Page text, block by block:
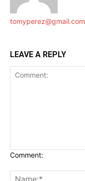
tomyperez@gmail.com
LEAVE A REPLY
Comment: